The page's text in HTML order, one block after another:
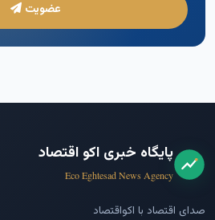
عضویت
پایگاه خبری اکو اقتصاد
Eco Eghtesad News Agency
صدای اقتصاد با اکواقتصاد